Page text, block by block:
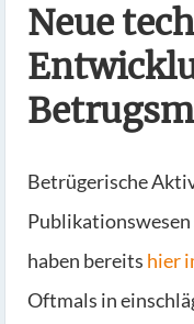
Neue
Betrügerische
Publikationswesen
haben bereits hier
Oftmals in